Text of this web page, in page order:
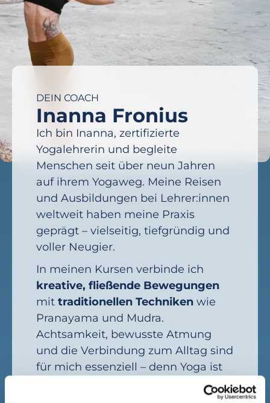
DEIN COACH
Inanna Fronius
Ich bin Inanna, zertifizierte
Yogalehrerin und begleite
Menschen seit über neun Jahren
auf ihrem Yogaweg. Meine Reisen
und Ausbildungen bei Lehrer:innen
weltweit haben meine Praxis
geprägt – vielseitig, tiefgründig und
voller Neugier.
In meinen Kursen verbinde ich
kreative, fließende Bewegungen
mit traditionellen Techniken wie
Pranayama und Mudra.
Achtsamkeit, bewusste Atmung
und die Verbindung zum Alltag sind
für mich essenziell – denn Yoga ist
für mich nicht nur Praxis, sondern